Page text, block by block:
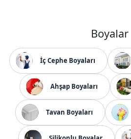
Boyalar
İç Cephe Boyaları
Ahşap Boyaları
Tavan Boyaları